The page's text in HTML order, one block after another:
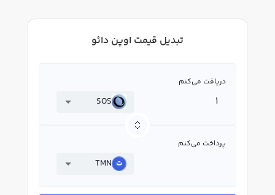
تبدیل قیمت اوپن دائو
دریافت می‌کنم
SOS
پرداخت می‌کنم
TMN